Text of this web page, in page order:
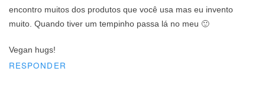
encontro muitos dos produtos que você usa mas eu invento
muito. Quando tiver um tempinho passa lá no meu 🙂
Vegan hugs!
RESPONDER